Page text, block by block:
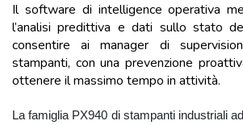
Il software di intelligence operativa
l’analisi predittiva e dati sullo stato
consentire ai manager di
stampanti, con una prevenzione
ottenere il massimo tempo in attività.
La famiglia PX940 di stampanti industriali